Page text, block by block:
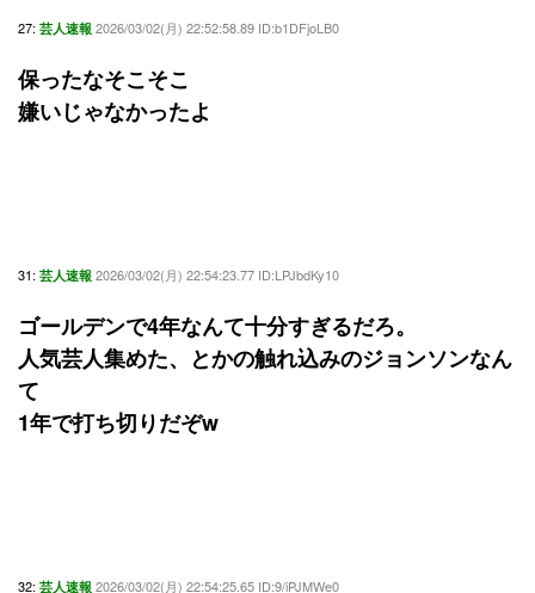
27: 芸人速報 2026/03/02(月) 22:52:58.89 ID:b1DFjoLB0
保ったなそこそこ
嫌いじゃなかったよ
31: 芸人速報 2026/03/02(月) 22:54:23.77 ID:LPJbdKy10
ゴールデンで4年なんて十分すぎるだろ。
人気芸人集めた、とかの触れ込みのジョンソンなん
て
1年で打ち切りだぞw
32: 芸人速報 2026/03/02(月) 22:54:25.65 ID:9/iPJMWe0